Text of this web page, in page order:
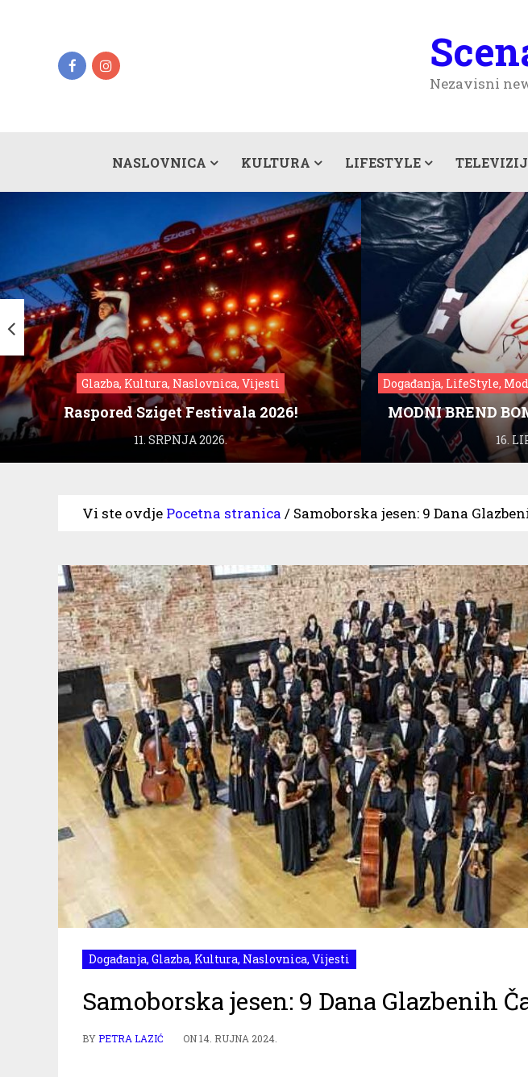
Nezavisni
NASLOVNICA KULTURA LIFESTYLE
Glazba, Kultura, Naslovnica, Vijesti
Raspored Sziget Festivala 2026!
11. SRPNJA 2026.
Događanja, LifeStyle,
MODNI BREND
16.
Vi ste ovdje Pocetna stranica / Samoborska jesen: 9 Dana
Događanja, Glazba, Kultura, Naslovnica, Vijesti
Samoborska jesen: 9 Dana Glazbenih
BYPETRA LAZIĆ ON14. RUJNA 2024.